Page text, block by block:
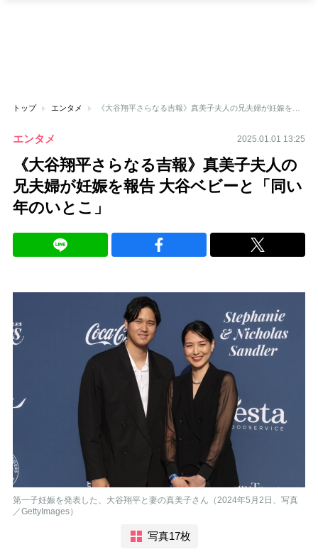
トップ エンタメ
エンタメ 2025.01.01 13:25
《大谷翔平さらなる吉報》真美子夫人の
兄夫婦が妊娠を報告 大谷ベビーと「同い
年のいとこ」
第一子妊娠を発表した、大谷翔平と妻の真美子さん（2024年5月2日、写真
／GettyImages）
写真17枚